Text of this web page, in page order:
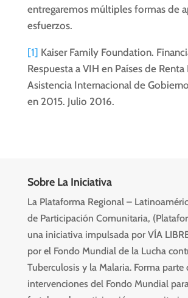
entregaremos múltiples formas de
esfuerzos.
[1] Kaiser Family Foundation.
Respuesta a VIH en Países de Renta
Asistencia Internacional de
en 2015. Julio 2016.
Sobre La Iniciativa
La Plataforma Regional –
de Participación Comunitaria,
una iniciativa impulsada por VÍA
por el Fondo Mundial de la Lucha
Tuberculosis y la Malaria. Forma parte
intervenciones del Fondo Mundial